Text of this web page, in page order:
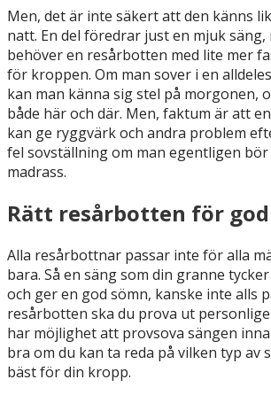
Men, det är inte säkert att den känns
natt. En del föredrar just en mjuk säng,
behöver en resårbotten med lite mer
för kroppen. Om man sover i en
kan man känna sig stel på morgonen,
både här och där. Men, faktum är att
kan ge ryggvärk och andra problem
fel sovställning om man egentligen
madrass.
Rätt resårbotten för
Alla resårbottnar passar inte för alla
bara. Så en säng som din granne
och ger en god sömn, kanske inte alls
resårbotten ska du prova ut
har möjlighet att provsova sängen
bra om du kan ta reda på vilken typ av
bäst för din kropp.